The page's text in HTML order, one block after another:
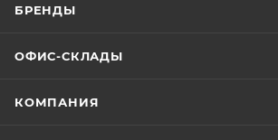
БРЕНДЫ
ОФИС-СКЛАДЫ
КОМПАНИЯ